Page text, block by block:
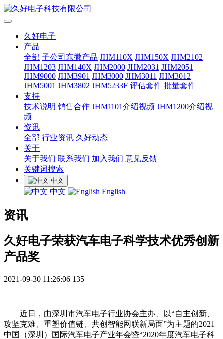
久好电子
产品
全部 子公司东微产品 JHM110X JHM150X JHM2102
JHM1203 JHM140X JHM2000 JHM2031 JHM2051
JHM9000 JHM3901 JHM3000 JHM3011 JHM3012
JHM5001 JHM3802 JHM5233F 评估套件 批量套件
支持
技术说明 销售合作 JHM1101介绍视频 JHM1200介绍视
频
资讯
全部 行业资讯 久好动态
关于
关于我们 联系我们 加入我们 意见反馈
关键词搜索
中文
中文 English
资讯
久好电子荣获汽车电子科学技术优秀创新
产品奖
2021-09-30 11:26:06 135
近日，由深圳市汽车电子行业协会主办、以“自主创新、
攻坚克难、重塑价值链、共创智能网联新局面”为主题的2021
中国（深圳）国际汽车电子产业年会暨“2020年度汽车电子科